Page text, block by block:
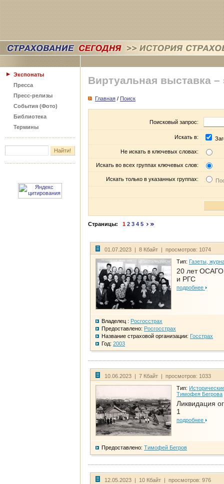
Экспонаты
Пресса
Пресс-релизы
События (Фото)
Библиотека
Термины
Виртуальная выставка –
Главная / Поиск
Поисковый запрос:
Искать в:
Не искать в ключевых словах:
Искать во всех группах ключевых слов:
Искать только в указанных группах:
Страницы: 1 2 3 4 5
01.07.2023 | 8 Кбайт | просмотров: 1074
Тип: Газеты,
20 лет
и РГС
подробнее
Владелец : Росгосстрах
Предоставлено: Росгосстрах
Название страховой организации: Госстрах
Год: 2003
10.06.2023 | 7 Кбайт | просмотров: 1033
Тип:
Тимофея Бегрова
Ликвидация
1
подробнее
Предоставлено: Тимофей Бегров
12.05.2023 | 10 Кбайт | просмотров: 976